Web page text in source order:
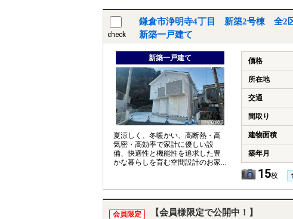
check
鎌倉市浄明寺4丁目 新築2号棟 全2
新築一戸建て
新築一戸建て
夏涼しく、冬暖かい、高断熱・高
気密・高効率で家計に優しい設
備、快適性と機能性を追求した豊
かな暮らしを育む空間設計のお家
価格
所在地
交通
間取り
建物面積
築年月
15枚
会員限定 【会員様限定で公開中！】